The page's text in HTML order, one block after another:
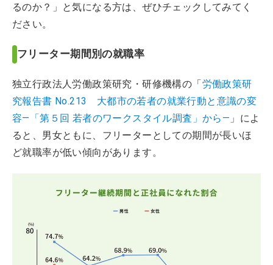
るのか？」と気になる方は、ぜひチェックしてみてく
ださい。
フリーター期間別の就職率
独立行政法人労働政策研究・研修機構の「労働政策研
究報告書 No.213 大都市の若者の就業行動と意識の変
容―「第５回 若者のワークスタイル調査」から― 」によ
ると、男女ともに、フリーターとしての期間が長いほ
ど就職率が低い傾向があります。